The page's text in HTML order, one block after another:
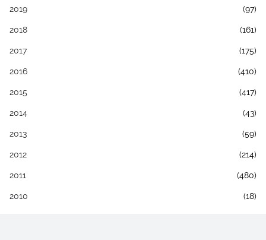
2019 (97)
2018 (161)
2017 (175)
2016 (410)
2015 (417)
2014 (43)
2013 (59)
2012 (214)
2011 (480)
2010 (18)